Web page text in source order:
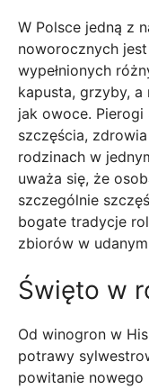
W Polsce jedną z
noworocznych
wypełnionych
kapusta, grzyby, a
jak owoce.
szczęścia,
rodzinach w
uważa się, że
szczególnie
bogate tradycje
zbiorów w
Święto w
Od winogron w
potrawy
powitanie nowego